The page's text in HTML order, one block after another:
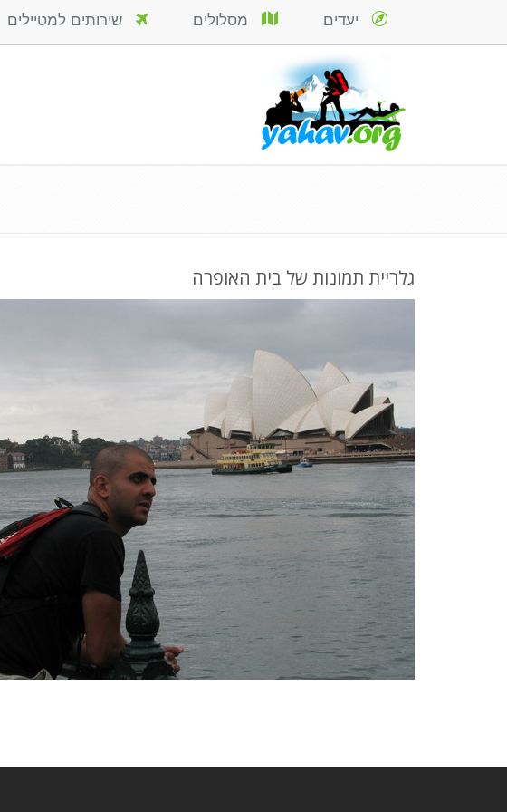
יעדים מסלולים שירותים למטיילים
גלריית תמונות של בית האופרה